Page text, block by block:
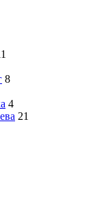
8
4
21